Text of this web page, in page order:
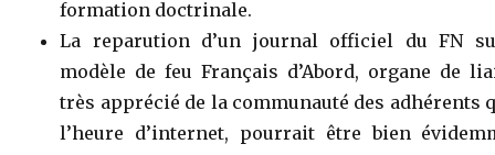
formation doctrinale.
La reparution d’un journal officiel du FN
modèle de feu Français d’Abord, organe de
très apprécié de la communauté des adhérents
l’heure d’internet, pourrait être bien